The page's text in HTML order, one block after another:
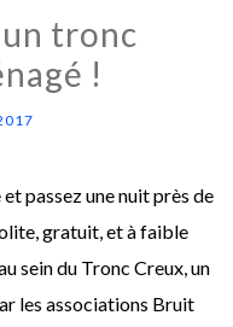
tronc
!
passez une nuit près de
gratuit, et à faible
sein du Tronc Creux, un
les associations Bruit